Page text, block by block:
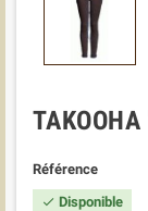
Référence
 Disponible